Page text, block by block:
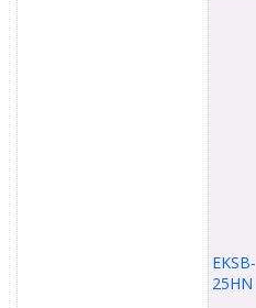
EKSB-
25HN